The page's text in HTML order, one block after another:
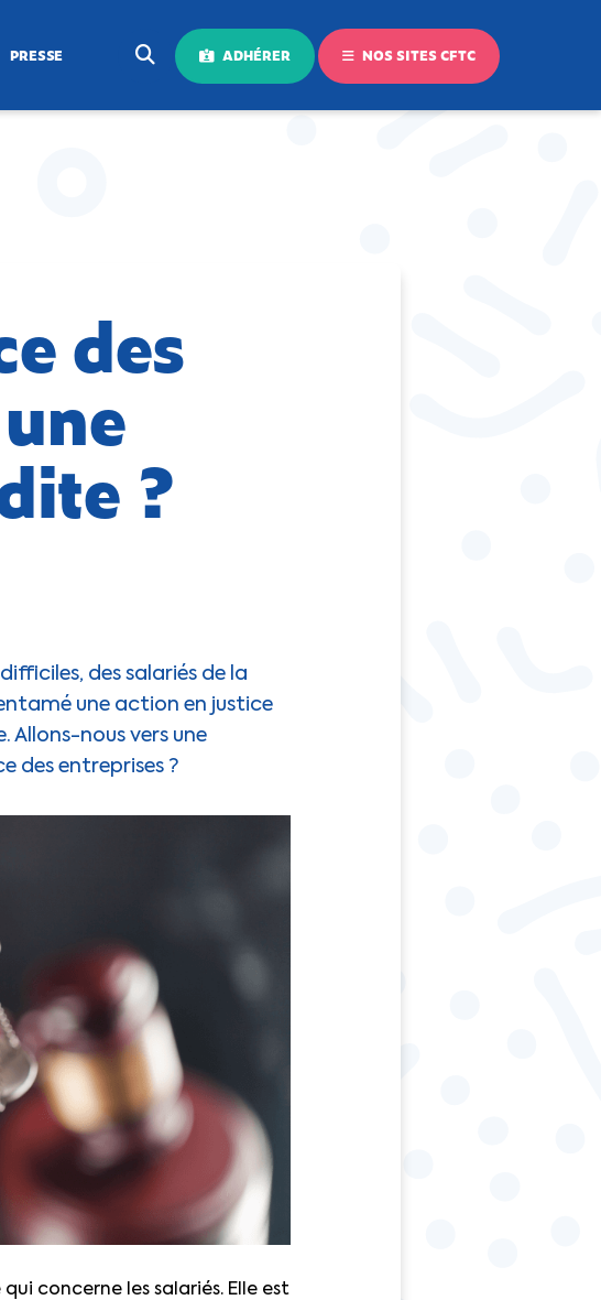
PRESSE ADHÉRER NOS SITES CFTC
des
?
des salariés de la
une action en justice
nous vers une
des entreprises ?
concerne les salariés. Elle est